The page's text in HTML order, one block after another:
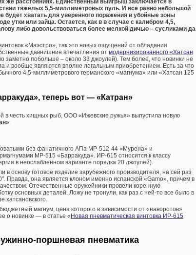
тяжелых 5,5-миллиметровых пуль. И все равно небольшой
будет хватать для уверенного поражения в убойные зоны
утки или зайца. Остается, как в в случае с калибром 4,5,
либо довольствоваться более мелкой дичью – сусликами да
«Маэстро», так это новых ощущений от обладания
давнишние впечатления от модернизированного «Хатсан
заметно побольше – около 33 джоулей). Тем более, что новинки не
и вообще являются вполне легальным приобретением. Есть за что
4,5-миллиметрового германского «магнума» или «Хатсан 125
теперь вот — «Катран»
в честь хищных рыб, ООО «Ижевские ружья» выпустила новую
.
без фанатичного АПа МР-512-44 «Мурена» и
МР-515 «Барракуда». ИР-615 относится к классу
в неослабленном варианте порядка 20 джоулей).
в основу готовое изделие зарубежного производителя, на сей раз
Правда, она является клоном именно испанской «Gamo», причем в
Отечественные оружейники провели коренную
основных деталей. Ложу не тронули, как раз с ней-то все было в
хатсановского.
магнум, цена которого в зависимости от «наворотов»
о новинке — в статье « Новая пневматическая винтовка ИР-615
поршневая пневматика